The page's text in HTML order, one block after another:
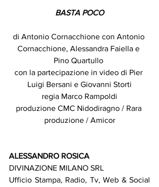
BASTA POCO
di Antonio Cornacchione con Antonio
Cornacchione, Alessandra Faiella e
Pino Quartullo
con la partecipazione in video di Pier
Luigi Bersani e Giovanni Storti
regia Marco Rampoldi
produzione CMC Nidodiragno / Rara
produzione / Amicor
ALESSANDRO ROSICA
DIVINAZIONE MILANO SRL
Ufficio Stampa, Radio, Tv, Web & Social